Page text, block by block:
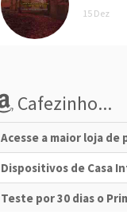
15 Dez
Cafezinho...
Acesse a maior loja
Dispositivos de Casa
Teste por 30 dias o